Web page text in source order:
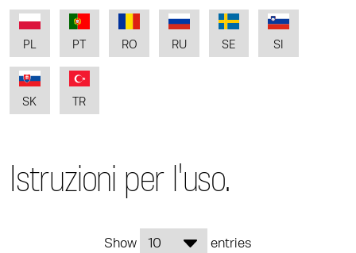
PL PT RO RU SE SI
SK TR
Istruzioni per l'uso.
Show entries